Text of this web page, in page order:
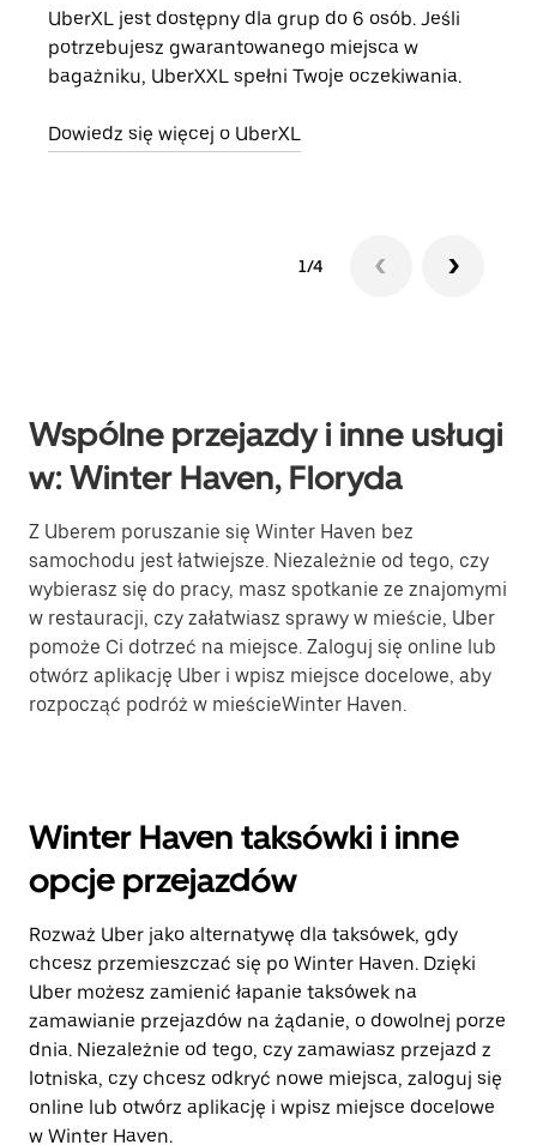
UberXL jest dostępny dla grup do 6 osób. Jeśli
potrzebujesz gwarantowanego miejsca w
bagażniku, UberXXL spełni Twoje oczekiwania.
Dowiedz się więcej o UberXL
1/4
Wspólne przejazdy i inne usługi
w: Winter Haven, Floryda
Z Uberem poruszanie się Winter Haven bez
samochodu jest łatwiejsze. Niezależnie od tego, czy
wybierasz się do pracy, masz spotkanie ze znajomymi
w restauracji, czy załatwiasz sprawy w mieście, Uber
pomoże Ci dotrzeć na miejsce. Zaloguj się online lub
otwórz aplikację Uber i wpisz miejsce docelowe, aby
rozpocząć podróż w mieścieWinter Haven.
Winter Haven taksówki i inne
opcje przejazdów
Rozważ Uber jako alternatywę dla taksówek, gdy
chcesz przemieszczać się po Winter Haven. Dzięki
Uber możesz zamienić łapanie taksówek na
zamawianie przejazdów na żądanie, o dowolnej porze
dnia. Niezależnie od tego, czy zamawiasz przejazd z
lotniska, czy chcesz odkryć nowe miejsca, zaloguj się
online lub otwórz aplikację i wpisz miejsce docelowe
w Winter Haven.